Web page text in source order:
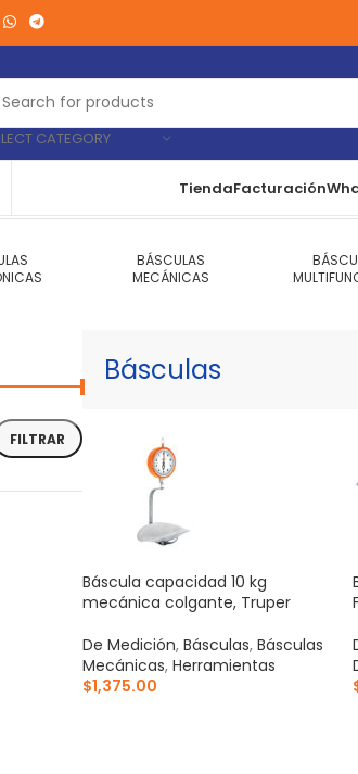
CATEGORY
TiendaFacturación
BÁSCULAS
MECÁNICAS
FILTRAR
Básculas
Báscula capacidad 10 kg
mecánica colgante, Truper
De Medición, Básculas, Básculas
Mecánicas, Herramientas
$1,375.00